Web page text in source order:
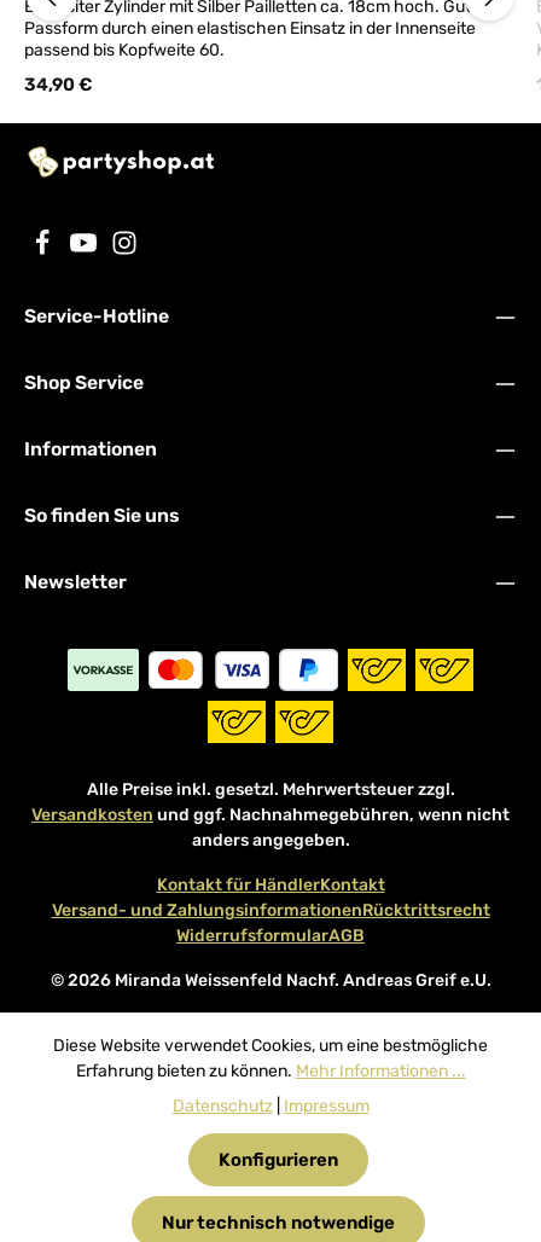
Exquisiter Zylinder mit Silber Pailletten ca. 18cm hoch. Gute
Passform durch einen elastischen Einsatz in der Innenseite
passend bis Kopfweite 60.
Regulärer Preis:
34,90 €
Service-Hotline
Shop Service
Informationen
So finden Sie uns
Newsletter
Alle Preise inkl. gesetzl. Mehrwertsteuer zzgl.
Versandkosten und ggf. Nachnahmegebühren, wenn nicht
anders angegeben.
© 2026 Miranda Weissenfeld Nachf. Andreas Greif e.U.
Kontakt für HändlerKontakt
Versand- und ZahlungsinformationenRücktrittsrecht
WiderrufsformularAGB
Diese Website verwendet Cookies, um eine bestmögliche
Erfahrung bieten zu können. Mehr Informationen ...
Datenschutz| Impressum
Nur technisch notwendige
Konfigurieren